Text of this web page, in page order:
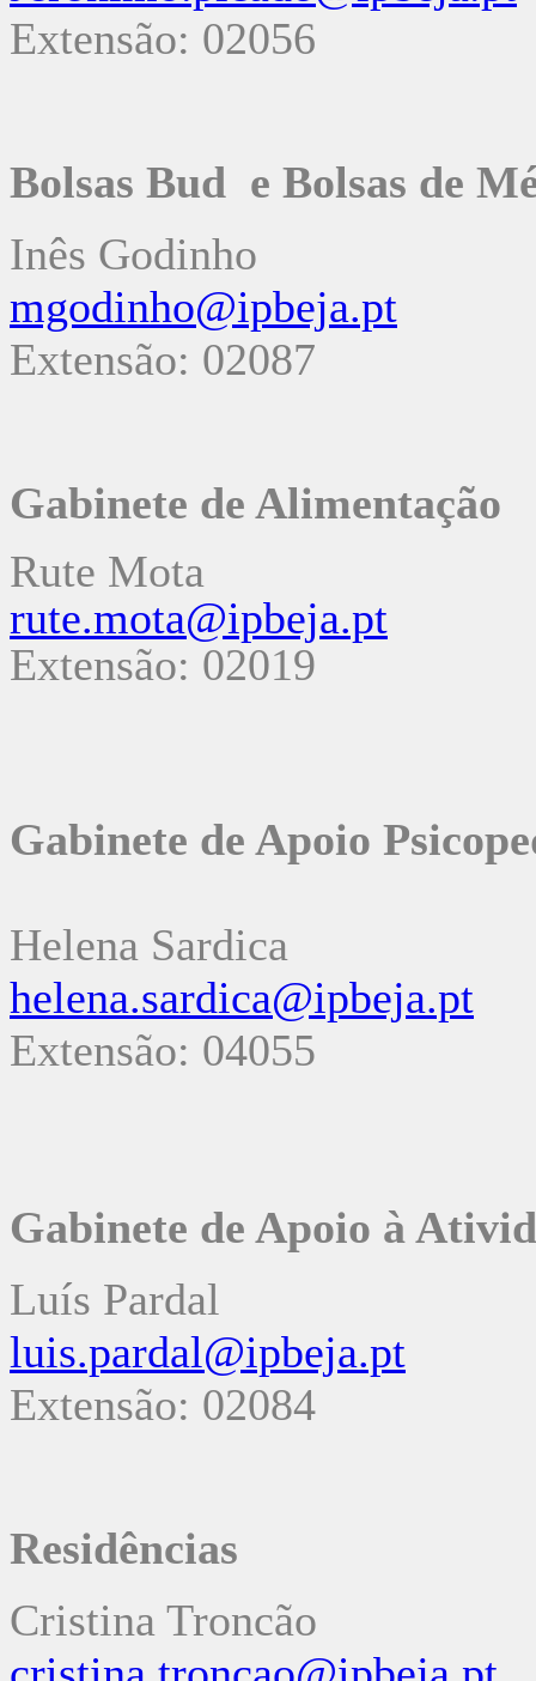
Extensão: 02056
Bolsas Bud e Bolsas de
Inês Godinho
mgodinho@ipbeja.pt
Extensão: 02087
Gabinete de Alimentação
Rute Mota
rute.mota@ipbeja.pt
Extensão: 02019
Gabinete de Apoio
Helena Sardica
helena.sardica@ipbeja.pt
Extensão: 04055
Gabinete de Apoio à
Luís Pardal
luis.pardal@ipbeja.pt
Extensão: 02084
Residências
Cristina Troncão